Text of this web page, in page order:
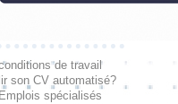
de travail
son CV automatisé?
spécialisés